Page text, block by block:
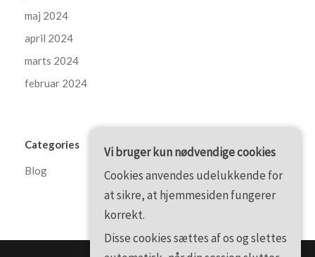
maj 2024
april 2024
marts 2024
februar 2024
Categories
Blog
Vi bruger kun nødvendige cookies
Cookies anvendes udelukkende for
at sikre, at hjemmesiden fungerer
korrekt.
Disse cookies sættes af os og slettes